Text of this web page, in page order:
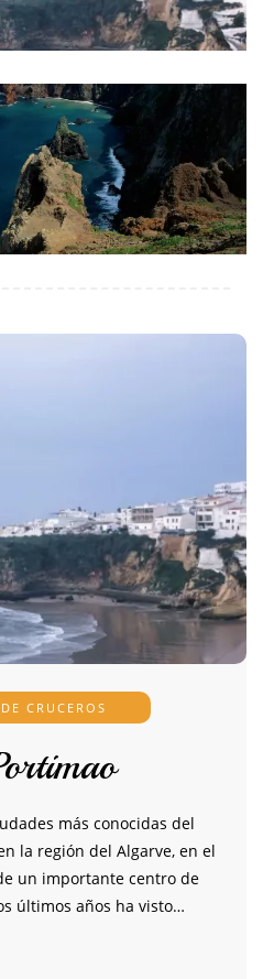
CRUCEROS
más conocidas del
la región del Algarve, en el
un importante centro de
últimos años ha visto…